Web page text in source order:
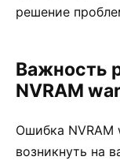
решение
Важность
NVRAM
Ошибка NVRAM
возникнуть на